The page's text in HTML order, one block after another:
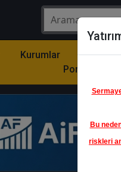
Kurumlar
Model
Portföy
Bu
riskleri